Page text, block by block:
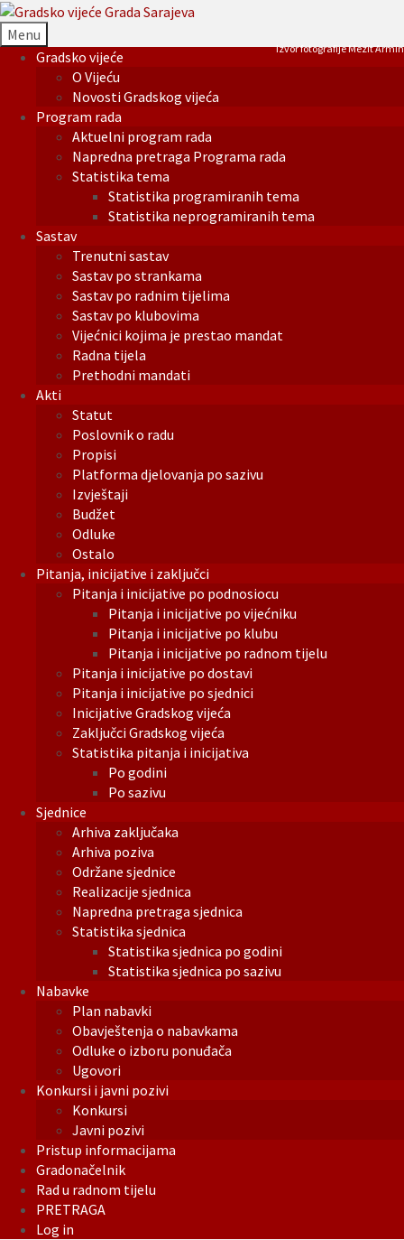
Menu
Gradsko vijeće
O Vijeću
Novosti Gradskog vijeća
Program rada
Aktuelni program rada
Napredna pretraga Programa rada
Statistika tema
Statistika programiranih tema
Statistika neprogramiranih tema
Sastav
Trenutni sastav
Sastav po strankama
Sastav po radnim tijelima
Sastav po klubovima
Vijećnici kojima je prestao mandat
Radna tijela
Prethodni mandati
Akti
Statut
Poslovnik o radu
Propisi
Platforma djelovanja po sazivu
Izvještaji
Budžet
Odluke
Ostalo
Pitanja, inicijative i zaključci
Pitanja i inicijative po podnosiocu
Pitanja i inicijative po vijećniku
Pitanja i inicijative po klubu
Pitanja i inicijative po radnom tijelu
Pitanja i inicijative po dostavi
Pitanja i inicijative po sjednici
Inicijative Gradskog vijeća
Zaključci Gradskog vijeća
Statistika pitanja i inicijativa
Po godini
Po sazivu
Sjednice
Arhiva zaključaka
Arhiva poziva
Održane sjednice
Realizacije sjednica
Napredna pretraga sjednica
Statistika sjednica
Statistika sjednica po godini
Statistika sjednica po sazivu
Nabavke
Plan nabavki
Obavještenja o nabavkama
Odluke o izboru ponuđača
Ugovori
Konkursi i javni pozivi
Konkursi
Javni pozivi
Pristup informacijama
Gradonačelnik
Rad u radnom tijelu
PRETRAGA
Log in
Izvor fotografije Mezit Armin